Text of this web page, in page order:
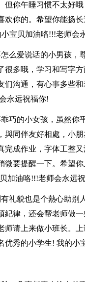
但你午睡习惯不太好
欢你的。希望你能扬
宝贝加油咯!!!老师会
么爱说话的小男孩
很多哦，学习和写字
们沟通，有心事多些
永远祝福你!
巧的小女孩，虽然
與同伴友好相處，小
完成作业，字体工整
微要提醒一下。希望
加油咯!!!老师会永远
礼貌也是个熱心助别
紀律，还会帮老师做
师请上来做小班长。
优秀的小学生! 我的小